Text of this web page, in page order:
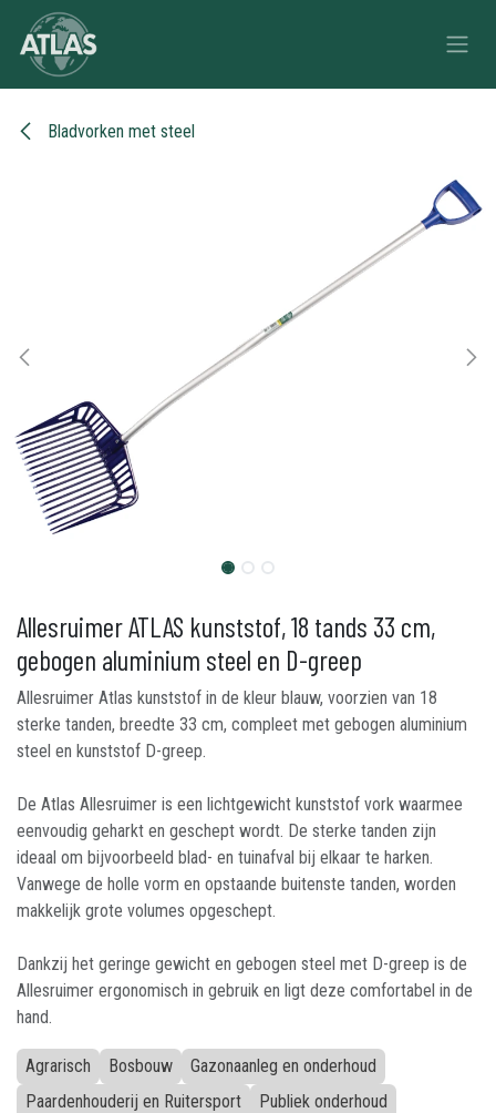
Overslaan naar inhoud
Bladvorken met steel
Allesruimer ATLAS kunststof, 18 tands 33 cm,
gebogen aluminium steel en D-greep
Allesruimer Atlas kunststof in de kleur blauw, voorzien van 18
sterke tanden, breedte 33 cm, compleet met gebogen aluminium
steel en kunststof D-greep.
De Atlas Allesruimer is een lichtgewicht kunststof vork waarmee
eenvoudig geharkt en geschept wordt. De sterke tanden zijn
ideaal om bijvoorbeeld blad- en tuinafval bij elkaar te harken.
Vanwege de holle vorm en opstaande buitenste tanden, worden
makkelijk grote volumes opgeschept.
Dankzij het geringe gewicht en gebogen steel met D-greep is de
Allesruimer ergonomisch in gebruik en ligt deze comfortabel in de
hand.
Agrarisch Bosbouw
Gazonaanleg en onderhoud
Paardenhouderij en Ruitersport
Publiek onderhoud